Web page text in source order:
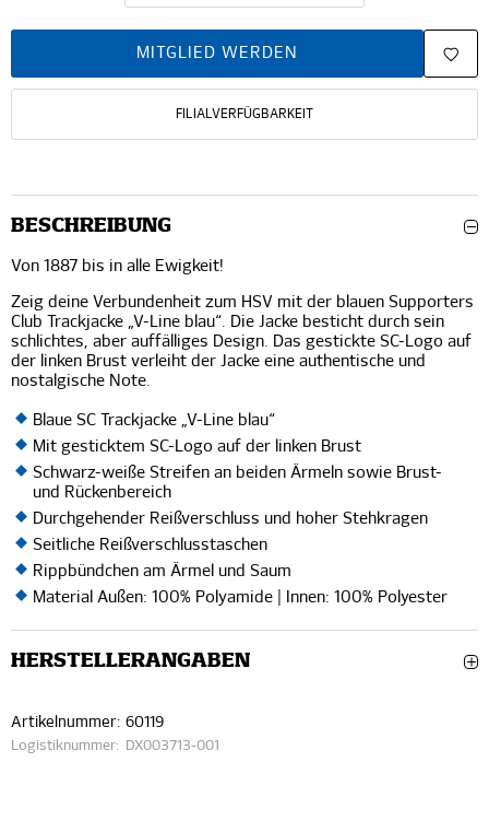
MITGLIED WERDEN
FILIALVERFÜGBARKEIT
BESCHREIBUNG
Von 1887 bis in alle Ewigkeit!
Zeig deine Verbundenheit zum HSV mit der blauen Supporters
Club Trackjacke „V-Line blau“. Die Jacke besticht durch sein
schlichtes, aber auffälliges Design. Das gestickte SC-Logo auf
der linken Brust verleiht der Jacke eine authentische und
nostalgische Note.
Blaue SC Trackjacke „V-Line blau“
Mit gesticktem SC-Logo auf der linken Brust
Schwarz-weiße Streifen an beiden Ärmeln sowie Brust-
und Rückenbereich
Durchgehender Reißverschluss und hoher Stehkragen
Seitliche Reißverschlusstaschen
Rippbündchen am Ärmel und Saum
Material Außen: 100% Polyamide | Innen: 100% Polyester
HERSTELLERANGABEN
Artikelnummer: 60119
Logistiknummer: DX003713-001